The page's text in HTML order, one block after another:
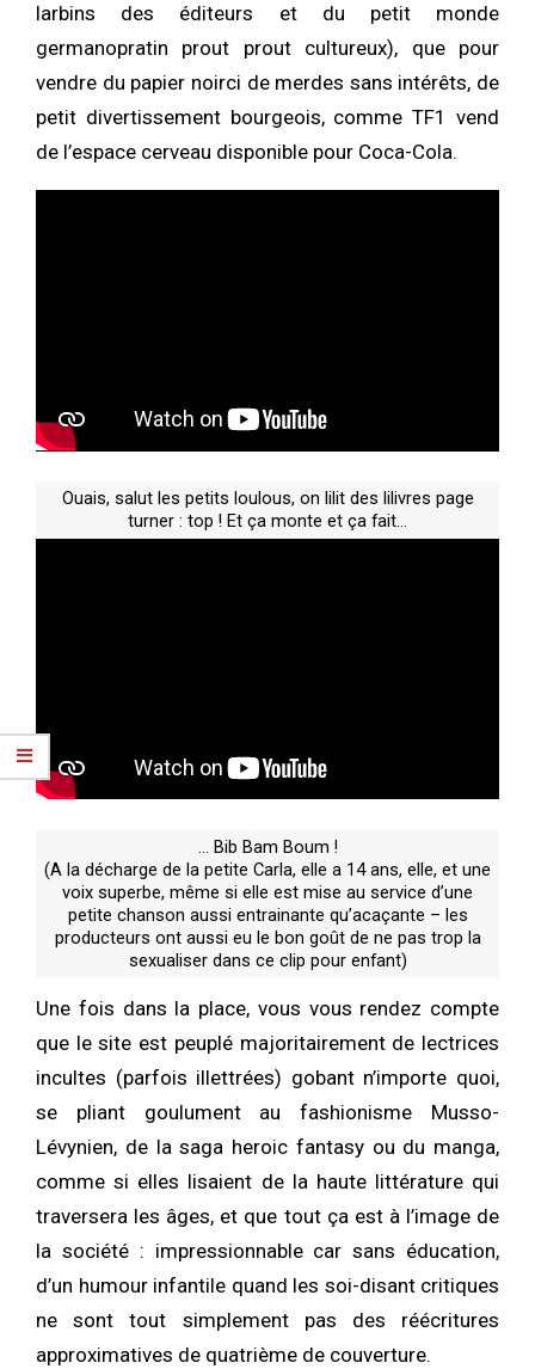
larbins des éditeurs et du petit monde
germanopratin prout prout cultureux), que pour
vendre du papier noirci de merdes sans intérêts, de
petit divertissement bourgeois, comme TF1 vend
de l’espace cerveau disponible pour Coca-Cola.
Ouais, salut les petits loulous, on lilit des lilivres page
turner : top ! Et ça monte et ça fait…
… Bib Bam Boum !
(A la décharge de la petite Carla, elle a 14 ans, elle, et une
voix superbe, même si elle est mise au service d’une
petite chanson aussi entrainante qu’acaçante – les
producteurs ont aussi eu le bon goût de ne pas trop la
sexualiser dans ce clip pour enfant)
Une fois dans la place, vous vous rendez compte
que le site est peuplé majoritairement de lectrices
incultes (parfois illettrées) gobant n’importe quoi,
se pliant goulument au fashionisme Musso-
Lévynien, de la saga heroic fantasy ou du manga,
comme si elles lisaient de la haute littérature qui
traversera les âges, et que tout ça est à l’image de
la société : impressionnable car sans éducation,
d’un humour infantile quand les soi-disant critiques
ne sont tout simplement pas des réécritures
approximatives de quatrième de couverture.